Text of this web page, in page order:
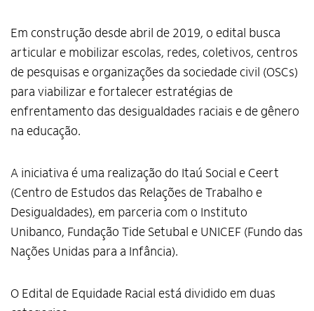
Em construção desde abril de 2019, o edital busca
articular e mobilizar escolas, redes, coletivos, centros
de pesquisas e organizações da sociedade civil (OSCs)
para viabilizar e fortalecer estratégias de
enfrentamento das desigualdades raciais e de gênero
na educação.
A iniciativa é uma realização do Itaú Social e Ceert
(Centro de Estudos das Relações de Trabalho e
Desigualdades), em parceria com o Instituto
Unibanco, Fundação Tide Setubal e UNICEF (Fundo das
Nações Unidas para a Infância).
O Edital de Equidade Racial está dividido em duas